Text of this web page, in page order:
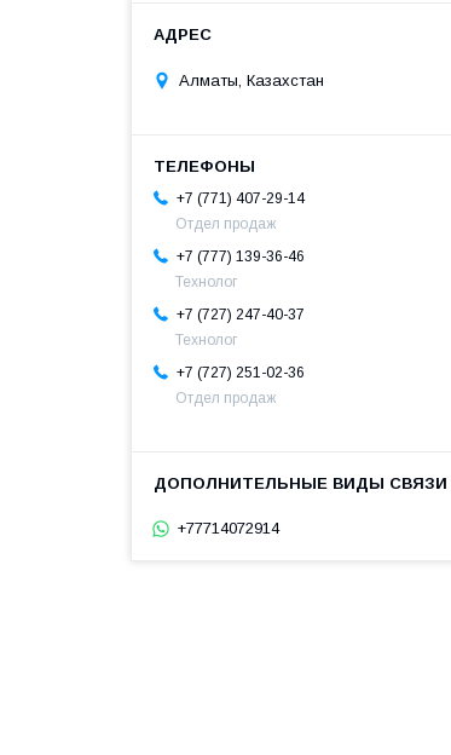
Алматы, Казахстан
+7 (771) 407-29-14
Отдел продаж
+7 (777) 139-36-46
Технолог
+7 (727) 247-40-37
Технолог
+7 (727) 251-02-36
Отдел продаж
+77714072914